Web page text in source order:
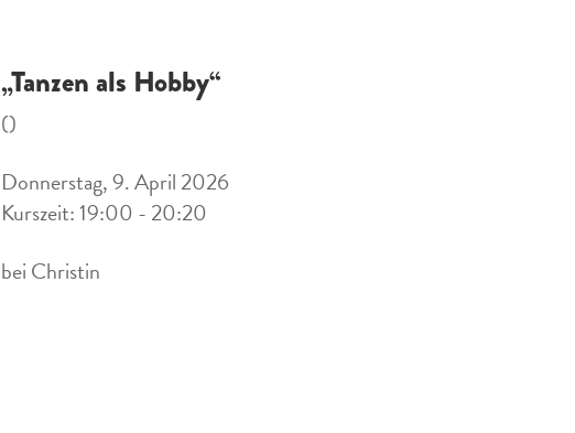
„Tanzen als Hobby“
()
Donnerstag, 9. April 2026
Kurszeit: 19:00 - 20:20
bei Christin